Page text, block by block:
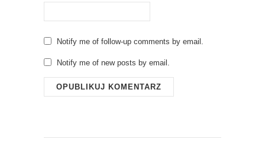
Notify me of follow-up comments by email.
Notify me of new posts by email.